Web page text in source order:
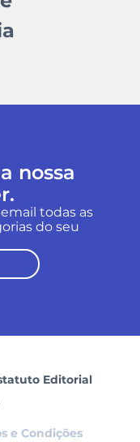
nossa
todas as
do seu
Editorial
e Condições